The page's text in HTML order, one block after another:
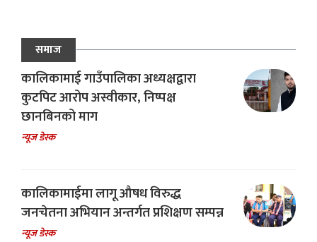
समाज
कालिकामाई गाउँपालिका अध्यक्षद्वारा
कुटपिट आरोप अस्वीकार, निष्पक्ष
छानबिनको माग
न्यूज डेस्क
कालिकामाईमा लागू औषध विरुद्ध
जनचेतना अभियान अन्तर्गत प्रशिक्षण सम्पन्न
न्यूज डेस्क